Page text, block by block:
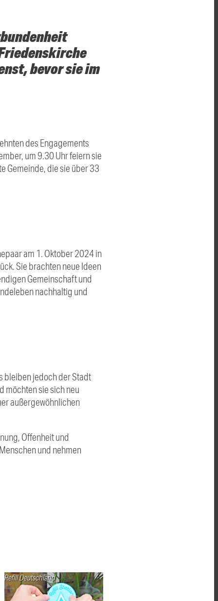
bevor sie im
des Engagements
um 9.30 Uhr feiern sie
Gemeinde, die sie über 33
am 1. Oktober 2024 in
Sie brachten neue Ideen
Gemeinschaft und
nachhaltig und
bleiben jedoch der Stadt
möchten sie sich neu
außergewöhnlichen
Offenheit und
und nehmen
Refill Deutschland